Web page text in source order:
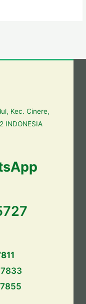
Kec. Cinere,
INDONESIA
7833